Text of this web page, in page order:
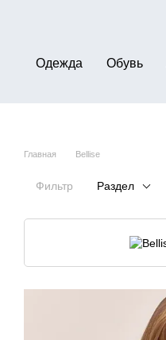
Одежда Обувь
Главная Bellise
Фильтр Раздел